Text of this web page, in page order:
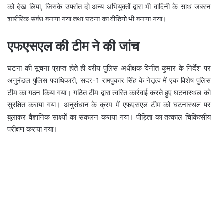
को देख लिया, जिसके उपरांत दो अन्य अभियुक्तों द्वारा भी वादिनी के साथ जबरन
शारीरिक संबंध बनाया गया तथा घटना का वीडियो भी बनाया गया।
एफएसएल की टीम ने की जांच
घटना की सूचना प्राप्त होते ही वरीय पुलिस अधीक्षक विनीत कुमार के निर्देश पर
अनुमंडल पुलिस पदाधिकारी, सदर-1 रामपुकार सिंह के नेतृत्व में एक विशेष पुलिस
टीम का गठन किया गया। गठित टीम द्वारा त्वरित कार्रवाई करते हुए घटनास्थल को
सुरक्षित कराया गया। अनुसंधान के क्रम में एफएसएल टीम को घटनास्थल पर
बुलाकर वैज्ञानिक साक्ष्यों का संकलन कराया गया। पीड़िता का तत्काल चिकित्सीय
परीक्षण कराया गया।